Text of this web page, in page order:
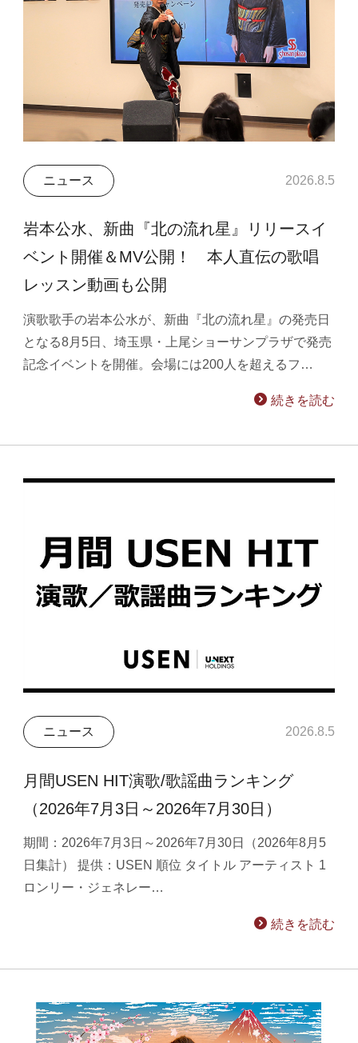
ニュース 2026.8.5
岩本公水、新曲『北の流れ星』リリースイ
ベント開催＆MV公開！ 本人直伝の歌唱
レッスン動画も公開
演歌歌手の岩本公水が、新曲『北の流れ星』の発売日
となる8月5日、埼玉県・上尾ショーサンプラザで発売
記念イベントを開催。会場には200人を超えるフ…
続きを読む
ニュース 2026.8.5
月間USEN HIT演歌/歌謡曲ランキング
（2026年7月3日～2026年7月30日）
期間：2026年7月3日～2026年7月30日（2026年8月5
日集計） 提供：USEN 順位 タイトル アーティスト 1
ロンリー・ジェネレー…
続きを読む